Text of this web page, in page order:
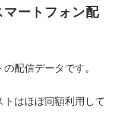
ートフォン配
配信データです。
はほぼ同額利用して